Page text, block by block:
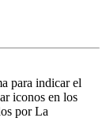
para indicar el
iconos en los
por La